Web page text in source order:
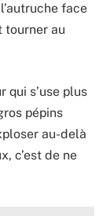
face
tourner au
qui s’use plus
pépins
au-delà
c’est de ne